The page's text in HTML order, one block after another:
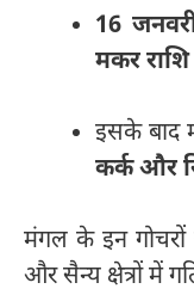
16
मकर राशि
इसके बाद
कर्क और
मंगल के इन गोचरों
और सैन्य क्षेत्रों में